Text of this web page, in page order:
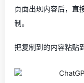
页面出现内容后，直
制。
把复制到的内容粘贴